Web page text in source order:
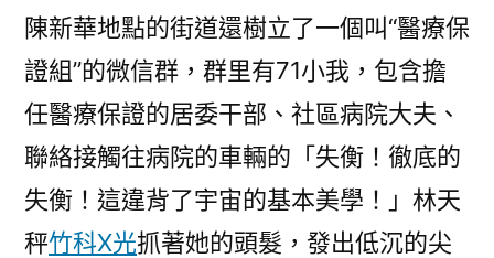
陳新華地點的街道還樹立了一個叫“醫療保
證組”的微信群，群里有71小我，包含擔
任醫療保證的居委干部、社區病院大夫、
聯絡接觸往病院的車輛的「失衡！徹底的
失衡！這違背了宇宙的基本美學！」林天
秤竹科X光抓著她的頭髮，發出低沉的尖